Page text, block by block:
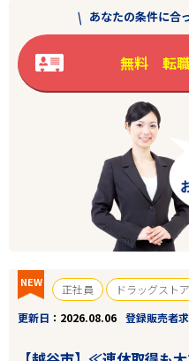
あなたの条件に合
無料 転
NEW 正社員
ドラッグストア
更新日
2026.08.06 登録販売者